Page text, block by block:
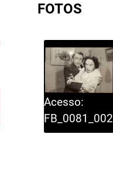
FOTOS
Acesso:
FB_0081_002